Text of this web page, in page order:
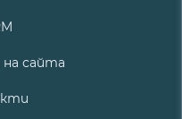
сайта